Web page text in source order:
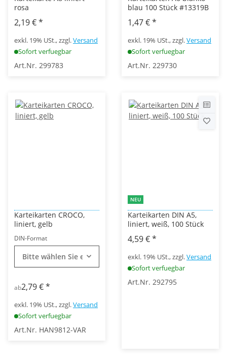
rosa
2,19 €*
exkl. 19% USt., zzgl.Versand
Sofort verfuegbar
Art.Nr. 299783
blau 100 Stück #13319B
1,47 €*
exkl. 19% USt., zzgl.Versand
Sofort verfuegbar
Art.Nr. 229730
Karteikarten CROCO,
liniert, gelb
DIN-Format
Bitte wählen Sie eine Variation.
ab2,79 €*
exkl. 19% USt., zzgl.Versand
Sofort verfuegbar
Art.Nr. HAN9812-VAR
NEU
Karteikarten DIN A5,
liniert, weiß, 100 Stück
4,59 €*
exkl. 19% USt., zzgl.Versand
Sofort verfuegbar
Art.Nr. 292795